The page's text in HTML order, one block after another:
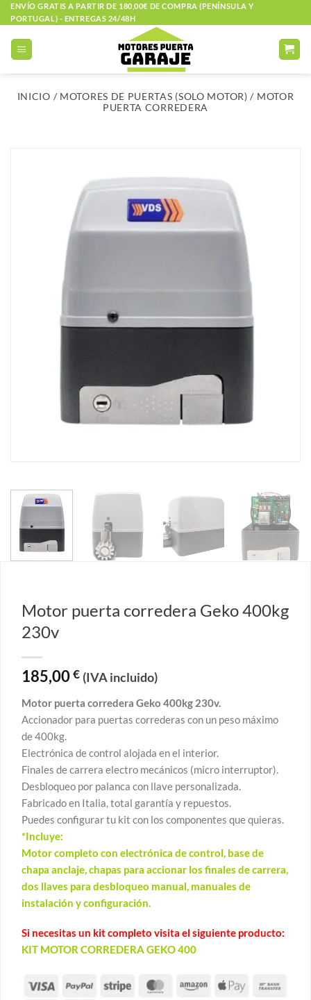
Saltar
al
contenido
ENVÍO GRATIS A PARTIR DE 180,00€ DE COMPRA (PENÍNSULA Y
PORTUGAL) - ENTREGAS 24/48H
INICIO / MOTORES DE PUERTAS (SOLO MOTOR) / MOTOR
PUERTA CORREDERA
Motor puerta corredera Geko 400kg
230v
185,00 € (IVA incluido)
Motor puerta corredera Geko 400kg 230v.
Accionador para puertas correderas con un peso máximo
de 400kg.
Electrónica de control alojada en el interior.
Finales de carrera electro mecánicos (micro interruptor).
Desbloqueo por palanca con llave personalizada.
Fabricado en Italia, total garantía y repuestos.
Puedes configurar tu kit con los componentes que quieras.
*Incluye:
Motor completo con electrónica de control, base de
chapa anclaje, chapas para accionar los finales de carrera,
dos llaves para desbloqueo manual, manuales de
instalación y configuración.
Si necesitas un kit completo visita el siguiente producto:
KIT MOTOR CORREDERA GEKO 400